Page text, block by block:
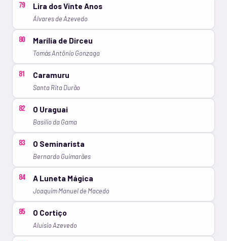
79 Lira dos Vinte Anos
Álvares de Azevedo
80 Marília de Dirceu
Tomás Antônio Gonzaga
81 Caramuru
Santa Rita Durão
82 O Uraguai
Basílio da Gama
83 O Seminarista
Bernardo Guimarães
84 A Luneta Mágica
Joaquim Manuel de Macedo
85 O Cortiço
Aluísio Azevedo